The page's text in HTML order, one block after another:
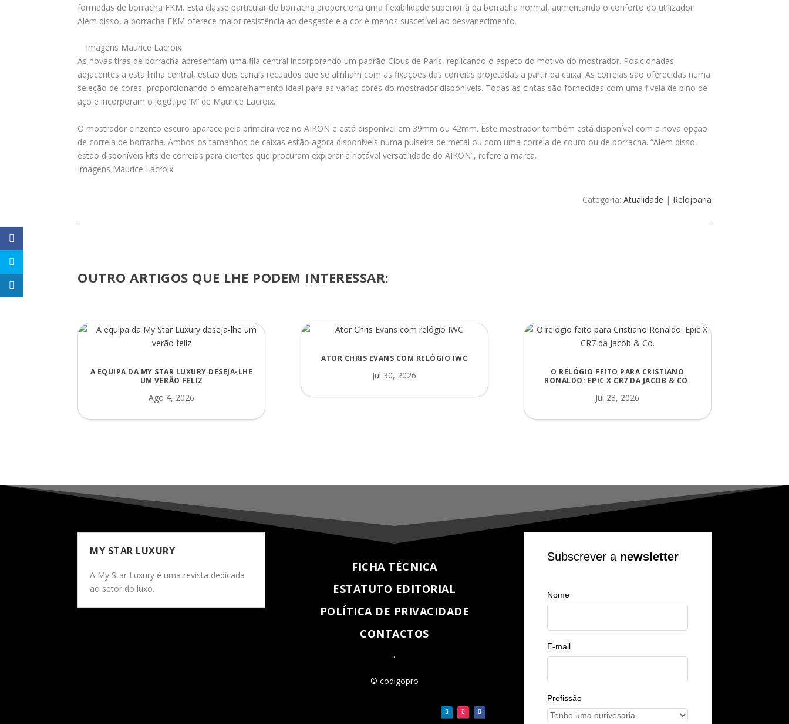
formadas de borracha FKM. Esta classe particular de borracha proporciona uma flexibilidade superior à da borracha normal, aumentando o conforto do utilizador.
Além disso, a borracha FKM oferece maior resistência ao desgaste e a cor é menos suscetível ao desvanecimento.
Imagens Maurice Lacroix
As novas tiras de borracha apresentam uma fila central incorporando um padrão Clous de Paris, replicando o aspeto do motivo do mostrador. Posicionadas
adjacentes a esta linha central, estão dois canais recuados que se alinham com as fixações das correias projetadas a partir da caixa. As correias são oferecidas numa
seleção de cores, proporcionando o emparelhamento ideal para as várias cores do mostrador disponíveis. Todas as cintas são fornecidas com uma fivela de pino de
aço e incorporam o logótipo ‘M’ de Maurice Lacroix.
O mostrador cinzento escuro aparece pela primeira vez no AIKON e está disponível em 39mm ou 42mm. Este mostrador também está disponível com a nova opção
de correia de borracha. Ambos os tamanhos de caixas estão agora disponíveis numa pulseira de metal ou com uma correia de couro ou de borracha. “Além disso,
estão disponíveis kits de correias para clientes que procuram explorar a notável versatilidade do AIKON”, refere a marca.
Imagens Maurice Lacroix
Categoria: Atualidade | Relojoaria
OUTRO ARTIGOS QUE LHE PODEM INTERESSAR:
A EQUIPA DA MY STAR LUXURY DESEJA-LHE
UM VERÃO FELIZ
Ago 4, 2026
ATOR CHRIS EVANS COM RELÓGIO IWC
Jul 30, 2026
O RELÓGIO FEITO PARA CRISTIANO
RONALDO: EPIC X CR7 DA JACOB & CO.
Jul 28, 2026
MY STAR LUXURY
A My Star Luxury é uma revista dedicada
ao setor do luxo.
FICHA TÉCNICA
ESTATUTO EDITORIAL
POLÍTICA DE PRIVACIDADE
CONTACTOS
.
© codigopro
Subscrever anewsletter
Nome
E-mail
Profissão